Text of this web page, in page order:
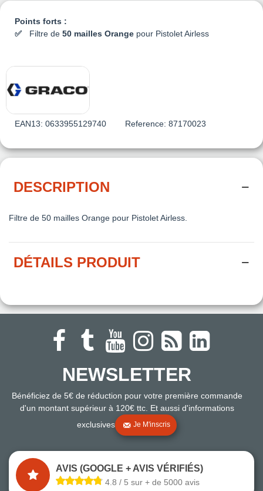
Points forts :
Filtre de 50 mailles Orange pour Pistolet Airless
EAN13: 0633955129740 Reference: 87170023
DESCRIPTION
Filtre de 50 mailles Orange pour Pistolet Airless
DÉTAILS PRODUIT
NEWSLETTER
Bénéficiez de 5€ de réduction pour votre première commande
d'un montant supérieur à 120€ ttc. Et aussi d'informations
exclusives
Je M'inscris
AVIS (GOOGLE + AVIS VÉRIFIÉS)
4.8 / 5 sur + de 5000 avis